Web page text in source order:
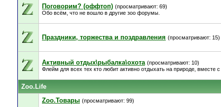
Поговорим? (оффтоп) (просматривают: 69)
Обо всём, что не вошло в другие зоо форумы.
Праздники, торжества и поздравления (просматривают: 15)
Активный отдых\рыбалка\охота (просматривают: 10)
Флейм для всех тех кто любит активно отдыхать на природе, вместе
Zoo.Life
Zoo.Товары (просматривают: 99)